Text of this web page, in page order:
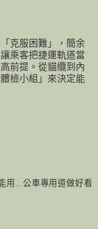
克服困難」，簡余
乘客把捷運軌道當
前提。從貓纜到內
檢小組」來決定能
用...公車專用道做好看